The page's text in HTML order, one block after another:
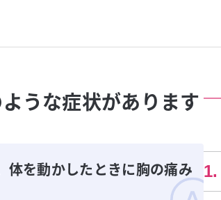
うな症状があります
体を動かしたときに胸の痛み
1.